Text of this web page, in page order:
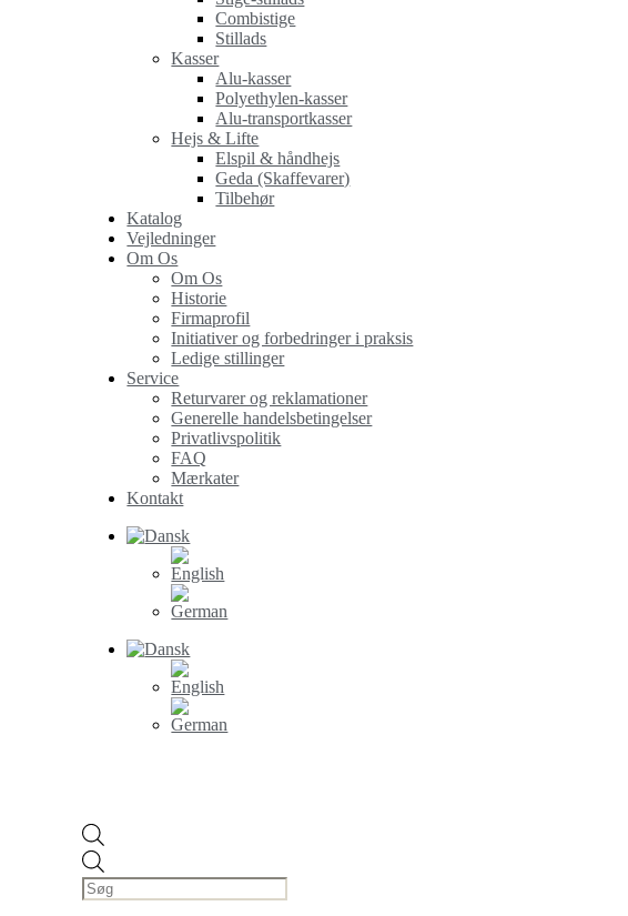
Combistige
Stillads
Kasser
Alu-kasser
Polyethylen-kasser
Alu-transportkasser
Hejs & Lifte
Elspil & håndhejs
Geda (Skaffevarer)
Tilbehør
Katalog
Vejledninger
Om Os
Om Os
Historie
Firmaprofil
Initiativer og forbedringer i praksis
Ledige stillinger
Service
Returvarer og reklamationer
Generelle handelsbetingelser
Privatlivspolitik
FAQ
Mærkater
Kontakt
search